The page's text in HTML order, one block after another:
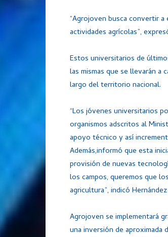
“Agrojoven busca convertir
actividades agrícolas”,
Estos universitarios de
las mismas que se llevarán a
largo del territorio nacional.
“Los jóvenes universitarios
organismos adscritos al
apoyo técnico y así
Además,informó que esta
provisión de nuevas
los campos, queremos que
agricultura”, indicó
Agrojoven se implementará
una inversión de aproximada